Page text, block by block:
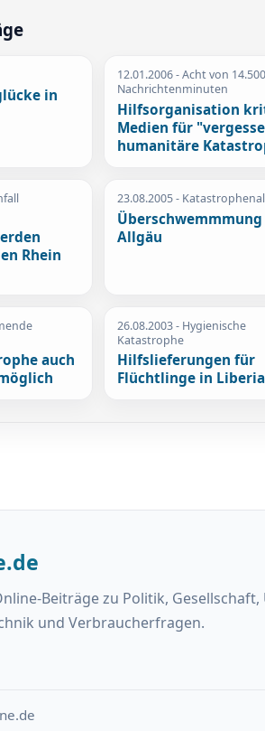
in
12.01.2006- Acht von 14.500
Nachrichtenminuten
Hilfsorganisation
Medien für
humanitäre
Rhein
23.08.2005-
Allgäu
auch
26.08.2003- Hygienische
Katastrophe
Hilfslieferungen für
Flüchtlinge in Liberia
Beiträge zu Politik, Gesellschaft,
und Verbraucherfragen.